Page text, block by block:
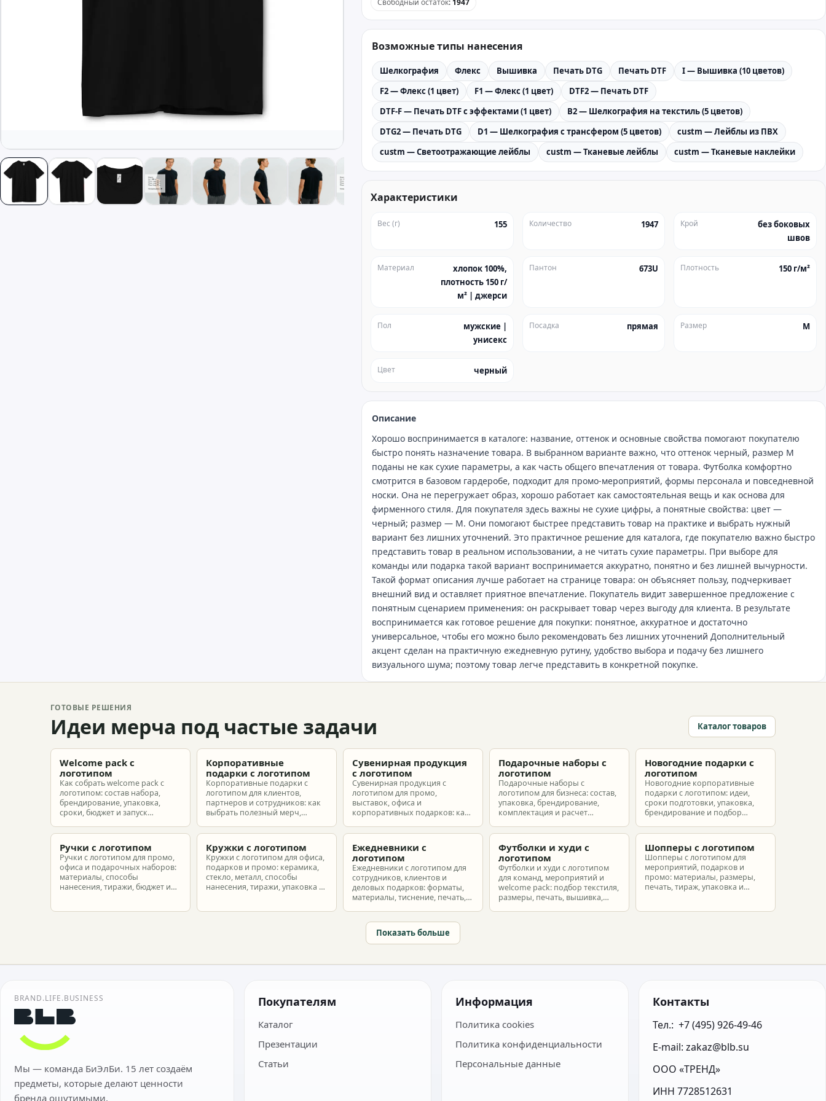
Свободный остаток: 1947
Возможные типы нанесения
Шелкография Флекс Вышивка Печать DTG Печать DTF
I — Вышивка (10 цветов)
F2 — Флекс (1 цвет)
F1 — Флекс (1 цвет)
DTF2 — Печать DTF
DTF-F — Печать DTF с эффектами (1 цвет)
B2 — Шелкография на текстиль (5 цветов)
DTG2 — Печать DTG
D1 — Шелкография с трансфером (5 цветов)
custm — Лейблы из ПВХ
custm — Светоотражающие лейблы
custm — Тканевые лейблы custm — Тканевые наклейки
Характеристики
Вес (г) 155 Количество 1947 Крой
без боковых
швов
Материал
хлопок 100%,
плотность 150 г/
м² | джерси
Пантон 673U Плотность 150 г/м²
Пол
мужские |
унисекс
Посадка прямая Размер M
Цвет черный
Описание
Хорошо воспринимается в каталоге: название, оттенок и основные свойства помогают покупателю
быстро понять назначение товара. В выбранном варианте важно, что оттенок черный, размер M
поданы не как сухие параметры, а как часть общего впечатления от товара. Футболка комфортно
смотрится в базовом гардеробе, подходит для промо‑мероприятий, формы персонала и повседневной
носки. Она не перегружает образ, хорошо работает как самостоятельная вещь и как основа для
фирменного стиля. Для покупателя здесь важны не сухие цифры, а понятные свойства: цвет —
черный; размер — M. Они помогают быстрее представить товар на практике и выбрать нужный
вариант без лишних уточнений. Это практичное решение для каталога, где покупателю важно быстро
представить товар в реальном использовании, а не читать сухие параметры. При выборе для
команды или подарка такой вариант воспринимается аккуратно, понятно и без лишней вычурности.
Такой формат описания лучше работает на странице товара: он объясняет пользу, подчеркивает
внешний вид и оставляет приятное впечатление. Покупатель видит завершенное предложение с
понятным сценарием применения: он раскрывает товар через выгоду для клиента. В результате
воспринимается как готовое решение для покупки: понятное, аккуратное и достаточно
универсальное, чтобы его можно было рекомендовать без лишних уточнений Дополнительный
акцент сделан на практичную ежедневную рутину, удобство выбора и подачу без лишнего
визуального шума; поэтому товар легче представить в конкретной покупке.
ГОТОВЫЕ РЕШЕНИЯ
Идеи мерча под частые задачи Каталог товаров
Welcome pack с
логотипом
Как собрать welcome pack с
логотипом: состав набора,
брендирование, упаковка,
сроки, бюджет и запуск
новых сотрудников.
Корпоративные
подарки с логотипом
Корпоративные подарки с
логотипом для клиентов,
партнеров и сотрудников: как
выбрать полезный мерч,
подготовить заказ без лишнего
Сувенирная продукция
с логотипом
Сувенирная продукция с
логотипом для промо,
выставок, офиса и
корпоративных подарков: как
макет и избежать лишних
Подарочные наборы с
логотипом
Подарочные наборы с
логотипом для бизнеса: состав,
упаковка, брендирование,
комплектация и расчет
разные бюджеты.
Новогодние подарки с
логотипом
Новогодние корпоративные
подарки с логотипом: идеи,
сроки подготовки, упаковка,
брендирование и подбор
партнеров и сотрудников.
Ручки с логотипом
Ручки с логотипом для промо,
офиса и подарочных наборов:
материалы, способы
нанесения, тиражи, бюджет и
Кружки с логотипом
Кружки с логотипом для офиса,
подарков и промо: керамика,
стекло, металл, способы
нанесения, тиражи, упаковка и
Ежедневники с
логотипом
Ежедневники с логотипом для
сотрудников, клиентов и
деловых подарков: форматы,
материалы, тиснение, печать,
Футболки и худи с
логотипом
Футболки и худи с логотипом
для команд, мероприятий и
welcome pack: подбор текстиля,
размеры, печать, вышивка,
Шопперы с логотипом
Шопперы с логотипом для
мероприятий, подарков и
промо: материалы, размеры,
печать, тираж, упаковка и
Показать больше
BRAND.LIFE.BUSINESS
Мы — команда БиЭлБи. 15 лет создаём
предметы, которые делают ценности
бренда ощутимыми.
Покупателям
Каталог
Презентации
Статьи
Информация
Политика cookies
Политика конфиденциальности
Персональные данные
Контакты
Тел.:  +7 (495) 926-49-46
E-mail: zakaz@blb.su
ООО «ТРЕНД»
ИНН 7728512631